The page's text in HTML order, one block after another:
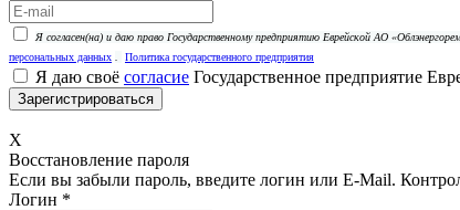
Я согласен(на) и даю право Государственному предприятию Еврейской АО
персональных данных
Политика государственного предприятия
Я даю своё согласие Государственное предприятие
X
Восстановление пароля
Если вы забыли пароль, введите логин или E-Mail.
Логин *